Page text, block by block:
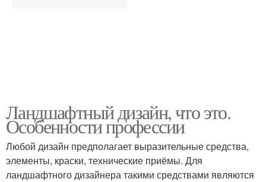
Ландшафтный дизайн, что это.
Особенности профессии
Любой дизайн предполагает выразительные средства,
элементы, краски, технические приёмы. Для
ландшафтного дизайнера такими средствами являются